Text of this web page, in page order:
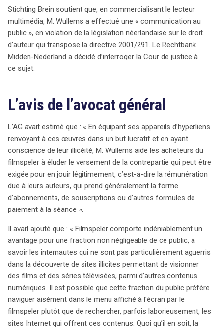
Stichting Brein soutient que, en commercialisant le lecteur
multimédia, M. Wullems a effectué une « communication au
public », en violation de la législation néerlandaise sur le droit
d’auteur qui transpose la directive 2001/291. Le Rechtbank
Midden-Nederland a décidé d’interroger la Cour de justice à
ce sujet.
L’avis de l’avocat général
L’AG avait estimé que : « En équipant ses appareils d’hyperliens
renvoyant à ces œuvres dans un but lucratif et en ayant
conscience de leur illicéité, M. Wullems aide les acheteurs du
filmspeler à éluder le versement de la contrepartie qui peut être
exigée pour en jouir légitimement, c’est-à-dire la rémunération
due à leurs auteurs, qui prend généralement la forme
d’abonnements, de souscriptions ou d’autres formules de
paiement à la séance ».
Il avait ajouté que : « Filmspeler comporte indéniablement un
avantage pour une fraction non négligeable de ce public, à
savoir les internautes qui ne sont pas particulièrement aguerris
dans la découverte de sites illicites permettant de visionner
des films et des séries télévisées, parmi d’autres contenus
numériques. Il est possible que cette fraction du public préfère
naviguer aisément dans le menu affiché à l’écran par le
filmspeler plutôt que de rechercher, parfois laborieusement, les
sites Internet qui offrent ces contenus. Quoi qu’il en soit, la